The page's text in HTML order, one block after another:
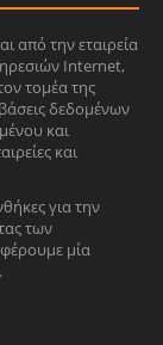
από την εταιρεία
Internet,
τομέα της
δεδομένων
και
και
για την
των
μία